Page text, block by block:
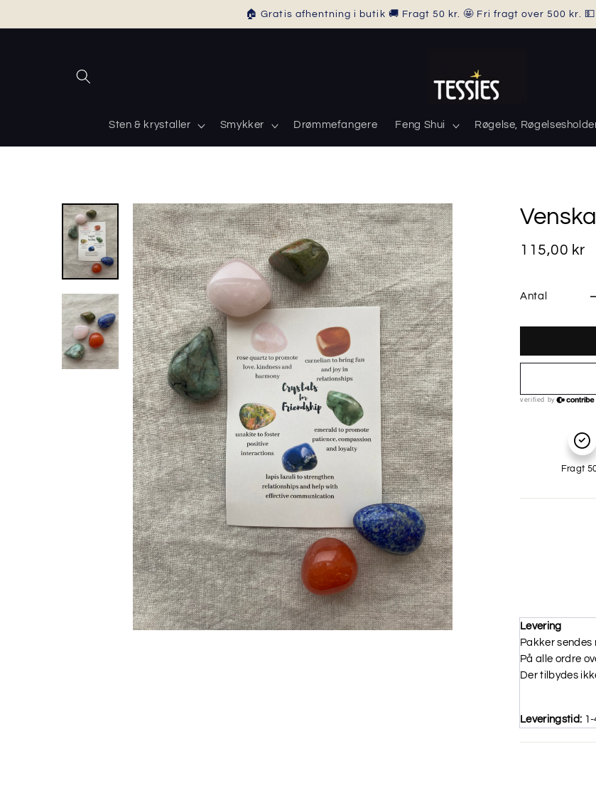
🏠 Gratis afhentning i butik 🚚 Fragt 50 kr. 🤩 Fri fragt over 500 kr.
Sten & krystaller Smykker Drømmefangere Feng Shui Røgelse,
115,00 kr
Antal
Fragt
Levering
Pakker sendes
På alle ordre
Der tilbydes
Leveringstid: